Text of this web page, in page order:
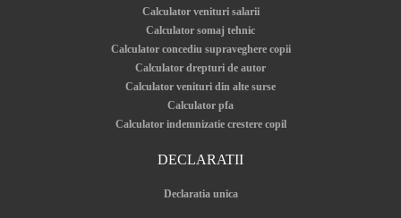
Calculator venituri salarii
Calculator somaj tehnic
Calculator concediu supraveghere copii
Calculator drepturi de autor
Calculator venituri din alte surse
Calculator pfa
Calculator indemnizatie crestere copil
DECLARATII
Declaratia unica